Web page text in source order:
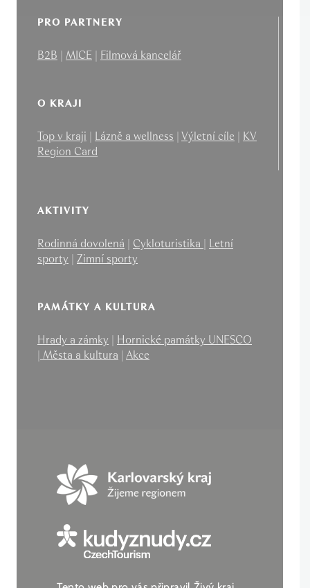
PRO PARTNERY
B2B MICE Filmová kancelář
O KRAJI
Top v kraji Lázně a wellness Výletní cíle
KV
Region Card
AKTIVITY
Rodinná dovolená Cykloturistika
Letní
sporty
Zimní sporty
PAMÁTKY A KULTURA
Hrady a zámky
Hornické památky UNESCO
Města a kultura Akce